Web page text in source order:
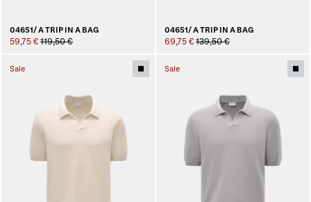
04651/ A TRIP IN A BAG
59,75 € 119,50 €
04651/ A TRIP IN A BAG
69,75 € 139,50 €
Sale Sale